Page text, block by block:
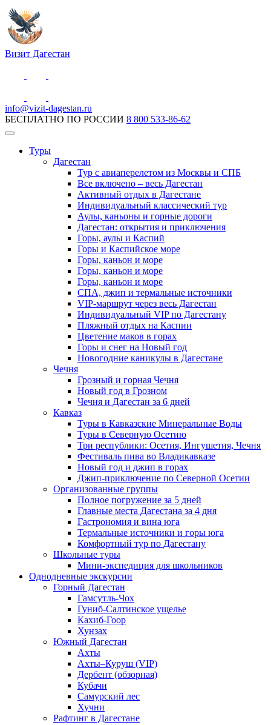
Визит Дагестан
info@vizit-dagestan.ru
БЕСПЛАТНО ПО РОССИИ 8 800 533-86-62
Туры
Дагестан
Тур с авиаперелетом из Москвы и СПБ
Все включено – весь Дагестан
Активный отдых в Дагестане
Индивидуальный классический тур
Аулы, каньоны и горные дороги
Дагестан: открытия и приключения
Горы, аулы и Каспий
Горы и Каспийское море
Горы, каньон и море
Горы, каньон и море
Горы, каньон и море
СПА, джип и термальные источники
VIP-маршрут через весь Дагестан
Индивидуальный VIP по Дагестану
Пляжный отдых на Каспии
Цветение маков в горах
Горы и снег на Новый год
Новогодние каникулы в Дагестане
Чечня
Грозный и горная Чечня
Новый год в Грозном
Чечня и Дагестан за 6 дней
Кавказ
Туры в Кавказские Минеральные Воды
Туры в Северную Осетию
Три республики: Осетия, Ингушетия, Чечня
Фестиваль пива во Владикавказе
Новый год и джип в горах
Джип-приключение по Северной Осетии
Организованные группы
Полное погружение за 5 дней
Главные места Дагестана за 4 дня
Гастрономия и вина юга
Термальные источники и горы юга
Комфортный тур по Дагестану
Школьные туры
Мини-экспедиция для школьников
Однодневные экскурсии
Горный Дагестан
Гамсутль-Чох
Гуниб-Салтинское ущелье
Кахиб-Гоор
Хунзах
Южный Дагестан
Ахты
Ахты–Куруш (VIP)
Дербент (обзорная)
Кубачи
Самурский лес
Хучни
Рафтинг в Дагестане